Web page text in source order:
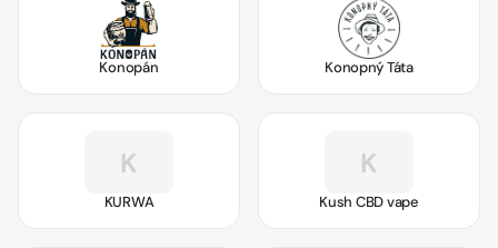
Konopán Konopný Táta
K
KURWA
K
Kush CBD vape